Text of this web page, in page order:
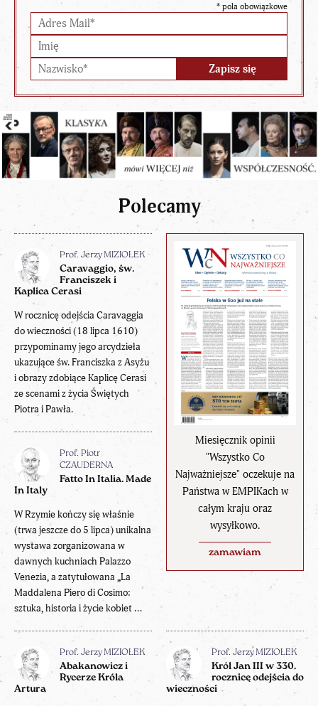
* pola obowiązkowe
Polecamy
Miesięcznik opinii
"Wszystko Co
Najważniejsze" oczekuje na
Państwa w EMPIKach w
całym kraju oraz
wysyłkowo.
zamawiam
Prof. Jerzy MIZIOŁEK
Caravaggio, św.
Franciszek i
Kaplica Cerasi
W rocznicę odejścia Caravaggia
do wieczności (18 lipca 1610)
przypominamy jego arcydzieła
ukazujące św. Franciszka z Asyżu
i obrazy zdobiące Kaplicę Cerasi
ze scenami z życia Świętych
Piotra i Pawła.
Prof. Piotr
CZAUDERNA
Fatto In Italia. Made
In Italy
W Rzymie kończy się właśnie
(trwa jeszcze do 5 lipca) unikalna
wystawa zorganizowana w
dawnych kuchniach Palazzo
Venezia, a zatytułowana „La
Maddalena Piero di Cosimo:
sztuka, historia i życie kobiet ...
Prof. Jerzy MIZIOŁEK
Abakanowicz i
Rycerze Króla
Artura
Prof. Jerzy MIZIOŁEK
Król Jan III w 330.
rocznicę odejścia do
wieczności